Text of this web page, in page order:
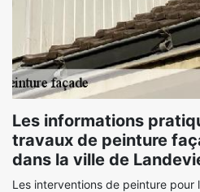
Les informations
travaux de peinture
dans la ville de
Les interventions de peinture